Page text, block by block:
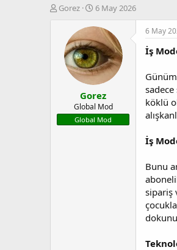
K
a
t
Gorez
B
ş
l
a
n
g
ı
ç
t
a
r
6 May 2026
Gorez
Global Mod
Global Mod
6 May
İş
köklü
İş
Bunu
sipariş